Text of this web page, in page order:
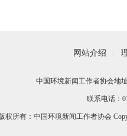
网站介绍
中国环境新闻工作者协会地
联系电话：
权所有：中国环境新闻工作者协会